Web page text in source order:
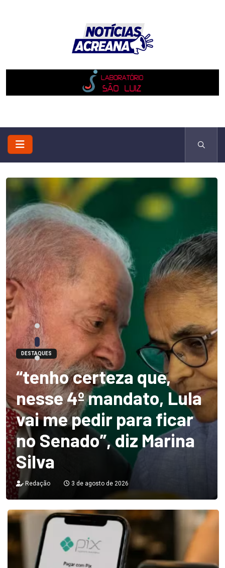
DESTAQUES
“tenho certeza que,
nesse 4º mandato, Lula
vai me pedir para ficar
no Senado”, diz Marina
Silva
Redação 3 de agosto de 2026